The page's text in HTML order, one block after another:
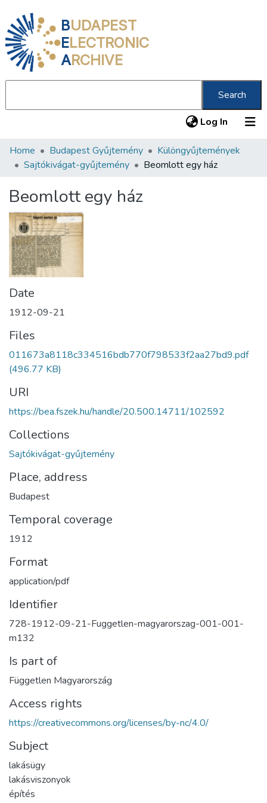
BUDAPEST
ELECTRONIC
ARCHIVE
Search
Log In (current)
Communities & Collections
Statistics
About us
Home Budapest Gyűjtemény
Különgyűjtemények
Sajtókivágat-gyűjtemény
Beomlott egy ház
Beomlott egy ház
Date
1912-09-21
Files
011673a8118c334516bdb770f798533f2aa27bd9.pdf
(496.77 KB)
URI
https://bea.fszek.hu/handle/20.500.14711/102592
Collections
Sajtókivágat-gyűjtemény
Place, address
Budapest
Temporal coverage
1912
Format
application/pdf
Identifier
728-1912-09-21-Fuggetlen-magyarorszag-001-001-
m132
Is part of
Független Magyarország
Access rights
https://creativecommons.org/licenses/by-nc/4.0/
Subject
lakásügy
lakásviszonyok
építés